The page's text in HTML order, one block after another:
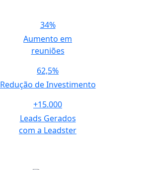
34%
Aumento em
reuniões
62,5%
Redução de Investimento
+15.000
Leads Gerados
com a Leadster